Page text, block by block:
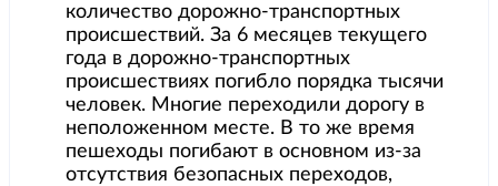
количество дорожно-транспортных
происшествий. За 6 месяцев текущего
года в дорожно-транспортных
происшествиях погибло порядка тысячи
человек. Многие переходили дорогу в
неположенном месте. В то же время
пешеходы погибают в основном из-за
отсутствия безопасных переходов,